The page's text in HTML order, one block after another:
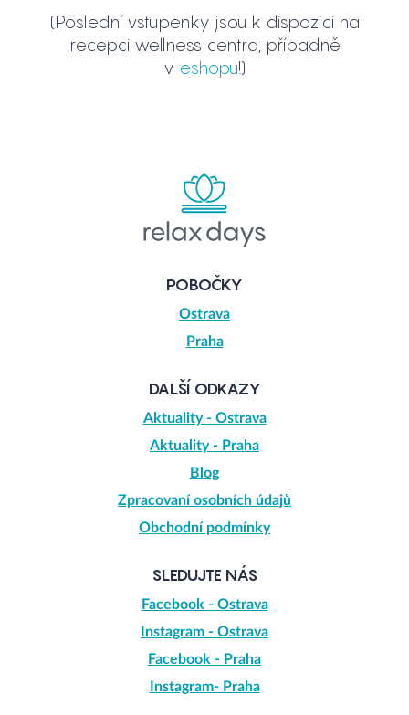
(Poslední vstupenky jsou k dispozici na
recepci wellness centra, případně
v eshopu!)
POBOČKY
Ostrava
Praha
DALŠÍ ODKAZY
Aktuality - Ostrava
Aktuality - Praha
Blog
Zpracovaní osobních údajů
Obchodní podmínky
SLEDUJTE NÁS
Facebook - Ostrava
Instagram - Ostrava
Facebook - Praha
Instagram- Praha